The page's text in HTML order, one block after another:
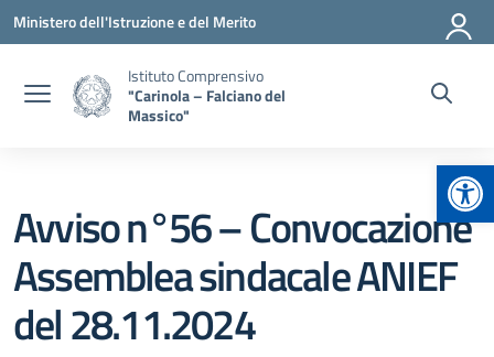
Vai ai contenuti
Vai al menu di navigazione
Vai al footer
Ministero dell'Istruzione e del Merito
Istituto Comprensivo
"Carinola – Falciano del
Massico"
Avviso n°56 – Convocazione
Assemblea sindacale ANIEF
del 28.11.2024